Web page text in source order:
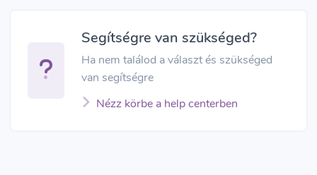
Segítségre van szükséged?
Ha nem találod a választ és szükséged
van segítségre
Nézz körbe a help centerben